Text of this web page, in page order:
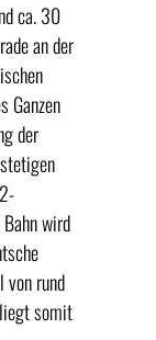
ca. 30
an der
Ganzen
der
wird
von rund
somit